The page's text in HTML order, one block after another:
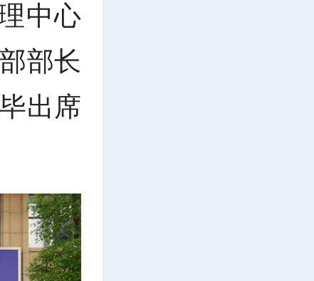
中心
部长
出席